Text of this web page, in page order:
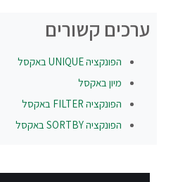
ערכים קשורים
הפונקציהUNIQUE באקסל
מיון באקסל
הפונקציה FILTER באקסל
הפונקציהSORTBY באקסל